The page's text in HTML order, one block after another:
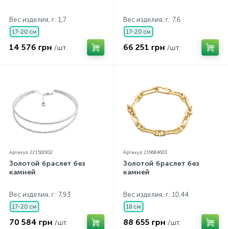
Вес изделия, г.: 1,7
17-20 см
14 576 грн /шт.
Вес изделия, г.: 7,6
17-20 см
66 251 грн /шт.
Артикул: 221502802
Золотой браслет без
камней
Вес изделия, г.: 7,93
17-20 см
70 584 грн /шт.
Артикул: 219684603
Золотой браслет без
камней
Вес изделия, г.: 10,44
18 см
88 655 грн /шт.